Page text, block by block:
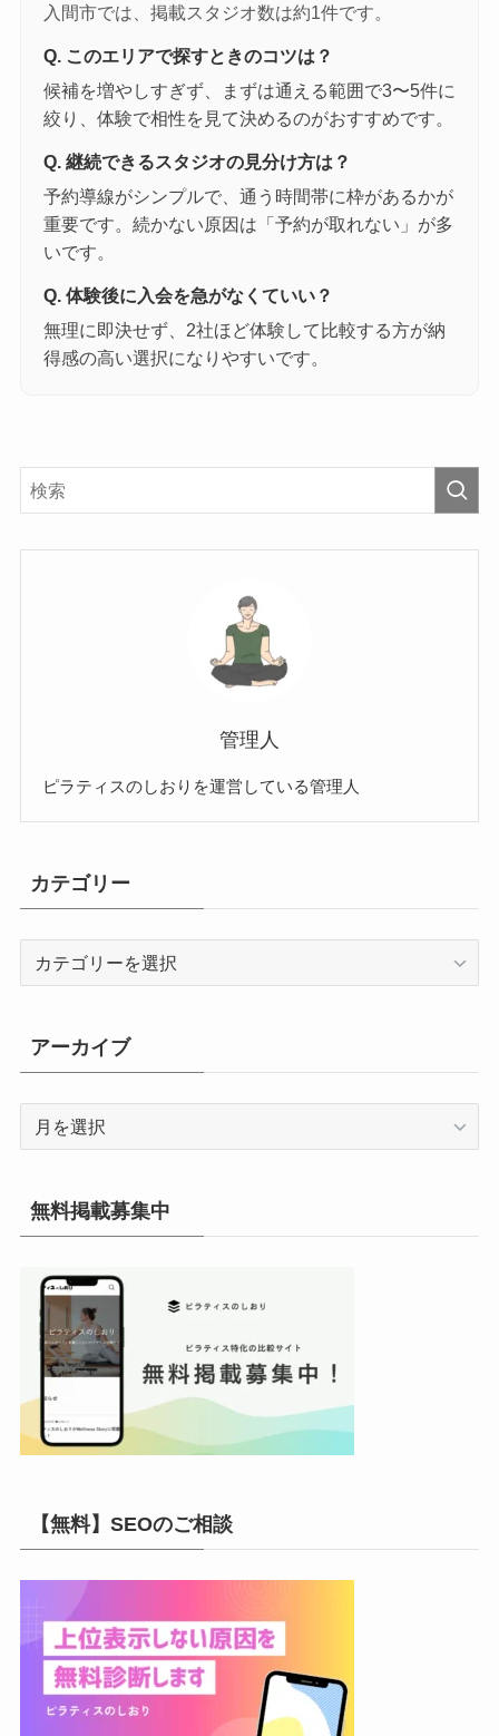
入間市では、掲載スタジオ数は約1件です。
Q. このエリアで探すときのコツは？
候補を増やしすぎず、まずは通える範囲で3〜5件に
絞り、体験で相性を見て決めるのがおすすめです。
Q. 継続できるスタジオの見分け方は？
予約導線がシンプルで、通う時間帯に枠があるかが
重要です。続かない原因は「予約が取れない」が多
いです。
Q. 体験後に入会を急がなくていい？
無理に即決せず、2社ほど体験して比較する方が納
得感の高い選択になりやすいです。
管理人
ピラティスのしおりを運営している管理人
カテゴリー
リ
ー
アーカイブ
イ
ブ
無料掲載募集中
【無料】SEOのご相談